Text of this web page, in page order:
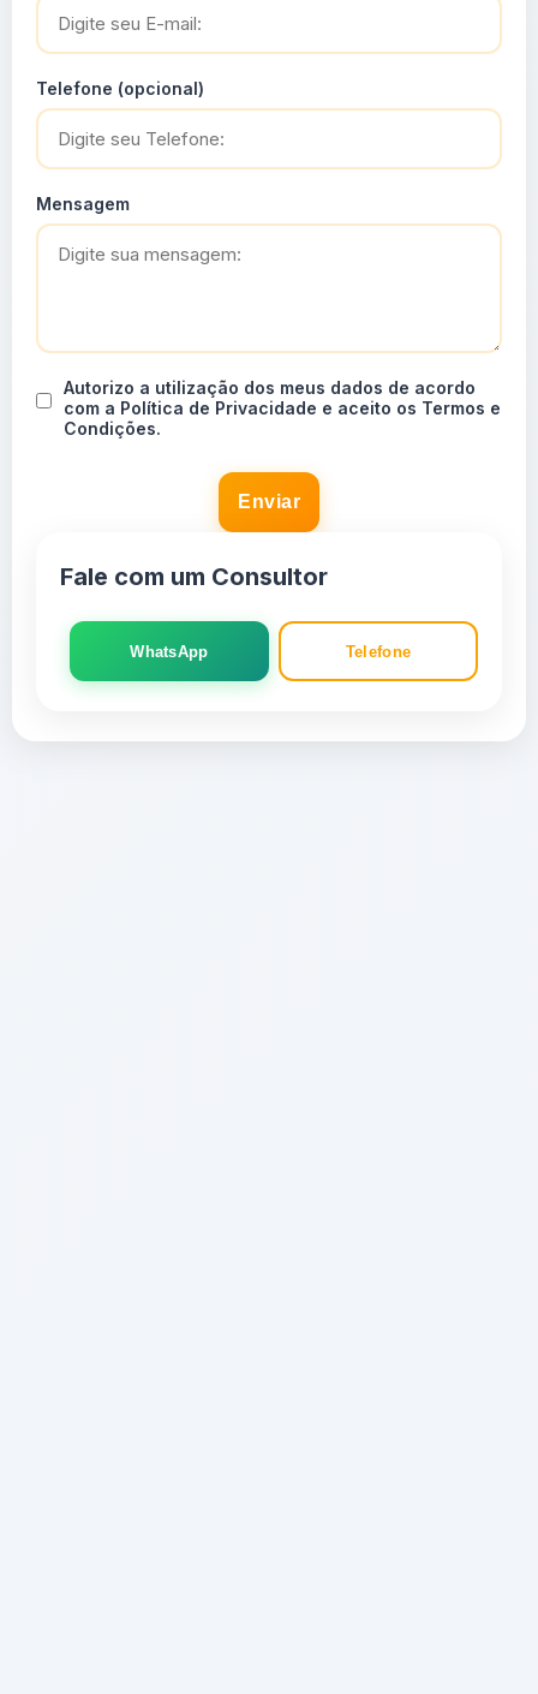
Telefone (opcional)
Mensagem
Autorizo a utilização dos meus dados de acordo
com a Política de Privacidade e aceito os Termos e
Condições.
Enviar
Fale com um Consultor
WhatsApp Telefone